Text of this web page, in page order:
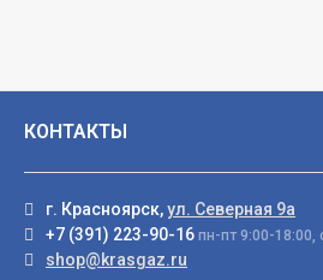
КОНТАКТЫ
г. Красноярск,ул. Северная 9а
+7 (391) 223-90-16 пн-пт 9:00-18:00,
shop@krasgaz.ru